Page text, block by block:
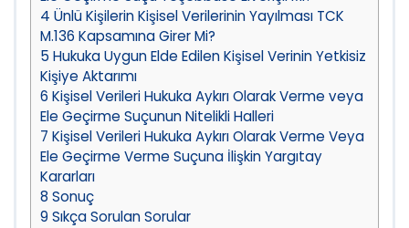
4 Ünlü Kişilerin Kişisel Verilerinin Yayılması TCK
M.136 Kapsamına Girer Mi?
5 Hukuka Uygun Elde Edilen Kişisel Verinin Yetkisiz
Kişiye Aktarımı
6 Kişisel Verileri Hukuka Aykırı Olarak Verme veya
Ele Geçirme Suçunun Nitelikli Halleri
7 Kişisel Verileri Hukuka Aykırı Olarak Verme Veya
Ele Geçirme Verme Suçuna İlişkin Yargıtay
Kararları
8 Sonuç
9 Sıkça Sorulan Sorular